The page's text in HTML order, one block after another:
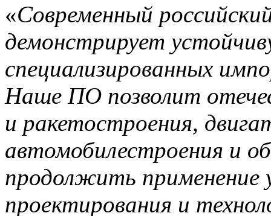
«Современный
демонстрирует
специализированных
Наше ПО позволит
и ракетостроения,
автомобилестроения и
продолжить применение
проектирования и